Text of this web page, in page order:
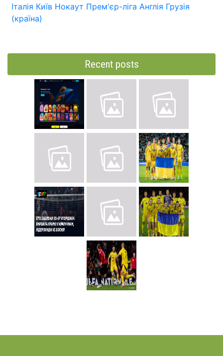
Італія Київ Нокаут Прем'єр-ліга Англія Грузія
(країна)
Recent posts